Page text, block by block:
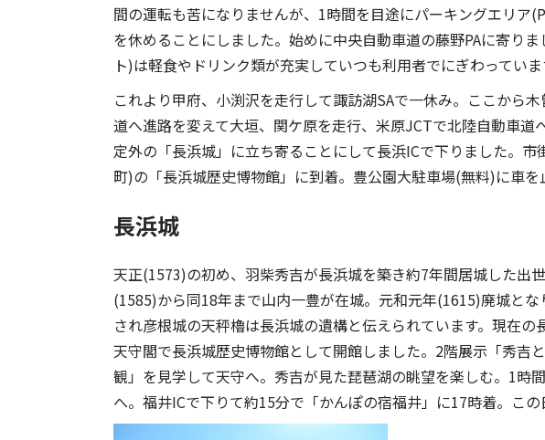
間の運転も苦になりませんが、1時間を目途にパーキングエリア
を休めることにしました。始めに中央自動車道の藤野PAに寄り
ト)は軽食やドリンク類が充実していつも利用者でにぎわっていま
これより甲府、小渕沢を走行して諏訪湖SAで一休み。ここから
道へ進路を変えて大垣、関ケ原を走行、米原JCTで北陸自動車道
定外の「長浜城」に立ち寄ることにして長浜ICで下りました。
町)の「長浜城歴史博物館」に到着。豊公園大駐車場(無料)に車を
長浜城
天正(1573)の初め、羽柴秀吉が長浜城を築き約7年間居城した出
(1585)から同18年まで山内一豊が在城。元和元年(1615)廃城と
され彦根城の天秤櫓は長浜城の遺構と伝えられています。現在
天守閣で長浜城歴史博物館として開館しました。2階展示「秀吉
観」を見学して天守へ。秀吉が見た琵琶湖の眺望を楽しむ。1時
へ。福井ICで下りて約15分で「かんぽの宿福井」に17時着。こ